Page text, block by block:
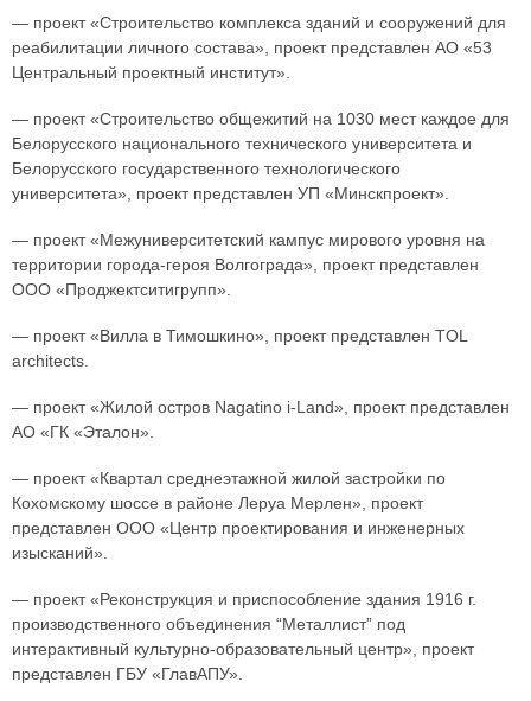
— проект «Строительство комплекса зданий и сооружений для
реабилитации личного состава», проект представлен АО «53
Центральный проектный институт».
— проект «Строительство общежитий на 1030 мест каждое для
Белорусского национального технического университета и
Белорусского государственного технологического
университета», проект представлен УП «Минскпроект».
— проект «Межуниверситетский кампус мирового уровня на
территории города-героя Волгограда», проект представлен
ООО «Проджектситигрупп».
— проект «Вилла в Тимошкино», проект представлен TOL
architects.
— проект «Жилой остров Nagatino i-Land», проект представлен
АО «ГК «Эталон».
— проект «Квартал среднеэтажной жилой застройки по
Кохомскому шоссе в районе Леруа Мерлен», проект
представлен ООО «Центр проектирования и инженерных
изысканий».
— проект «Реконструкция и приспособление здания 1916 г.
производственного объединения “Металлист” под
интерактивный культурно-образовательный центр», проект
представлен ГБУ «ГлавАПУ».